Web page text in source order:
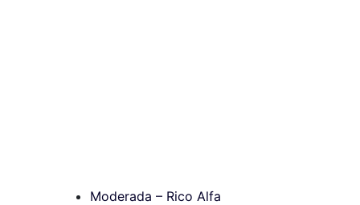
Moderada – Rico Alfa